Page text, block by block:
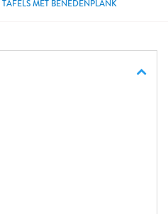
TAFELS MET BENEDENPLANK